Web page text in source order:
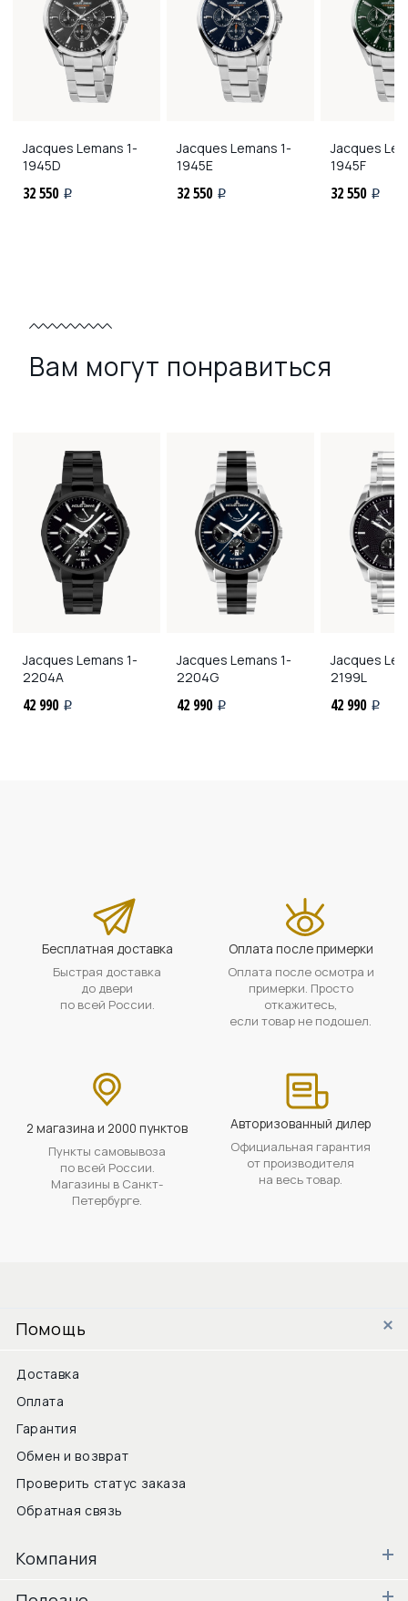
Jacques Lemans 1-
1945D
32 550 i
Jacques Lemans 1-
1945E
32 550 i
Jacques
1945F
32 550 i
Вам могут понравиться
Jacques Lemans 1-
2204A
42 990 i
Jacques Lemans 1-
2204G
42 990 i
Jacques
2199L
42 990 i
Бесплатная доставка
Быстрая доставка
до двери
по всей России.
Оплата после примерки
Оплата после осмотра и
примерки. Просто
откажитесь,
если товар не подошел.
2 магазина и 2000 пунктов
Пункты самовывоза
по всей России.
Магазины в Санкт-
Петербурге.
Авторизованный дилер
Официальная гарантия
от производителя
на весь товар.
Помощь
Доставка
Оплата
Гарантия
Обмен и возврат
Проверить статус заказа
Обратная связь
Компания